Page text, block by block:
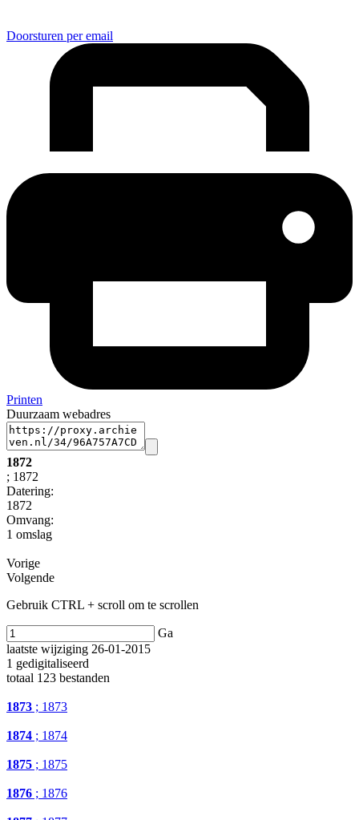
Doorsturen per email
Printen
Duurzaam webadres
1872
; 1872
Datering:
1872
Omvang:
1 omslag
Vorige
Volgende
Gebruik CTRL + scroll om te scrollen
Ga
laatste wijziging 26-01-2015
1 gedigitaliseerd
totaal 123 bestanden
1873 ; 1873
1874 ; 1874
1875 ; 1875
1876 ; 1876